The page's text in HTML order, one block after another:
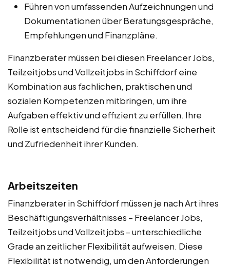
Führen von umfassenden Aufzeichnungen und
Dokumentationen über Beratungsgespräche,
Empfehlungen und Finanzpläne.
Finanzberater müssen bei diesen Freelancer Jobs,
Teilzeitjobs und Vollzeitjobs in Schiffdorf eine
Kombination aus fachlichen, praktischen und
sozialen Kompetenzen mitbringen, um ihre
Aufgaben effektiv und effizient zu erfüllen. Ihre
Rolle ist entscheidend für die finanzielle Sicherheit
und Zufriedenheit ihrer Kunden.
Arbeitszeiten
Finanzberater in Schiffdorf müssen je nach Art ihres
Beschäftigungsverhältnisses – Freelancer Jobs,
Teilzeitjobs und Vollzeitjobs – unterschiedliche
Grade an zeitlicher Flexibilität aufweisen. Diese
Flexibilität ist notwendig, um den Anforderungen